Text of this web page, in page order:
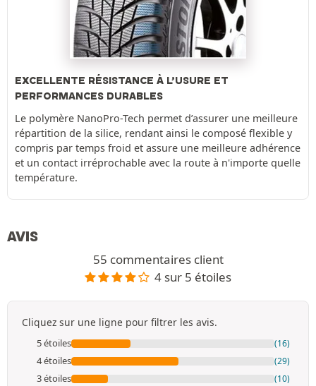
EXCELLENTE RÉSISTANCE À L’USURE ET
PERFORMANCES DURABLES
Le polymère NanoPro-Tech permet d’assurer une meilleure
répartition de la silice, rendant ainsi le composé flexible y
compris par temps froid et assure une meilleure adhérence
et un contact irréprochable avec la route à n'importe quelle
température.
AVIS
55 commentaires client
4 sur 5 étoiles
Cliquez sur une ligne pour filtrer les avis.
5 étoiles (16)
4 étoiles (29)
3 étoiles (10)